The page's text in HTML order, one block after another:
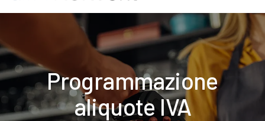
Programmazione
aliquote IVA